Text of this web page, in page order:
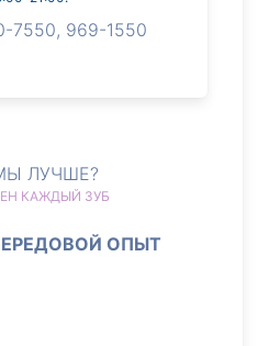
7550, 969-1550
ЛУЧШЕ?
КАЖДЫЙ ЗУБ
ОПЫТ